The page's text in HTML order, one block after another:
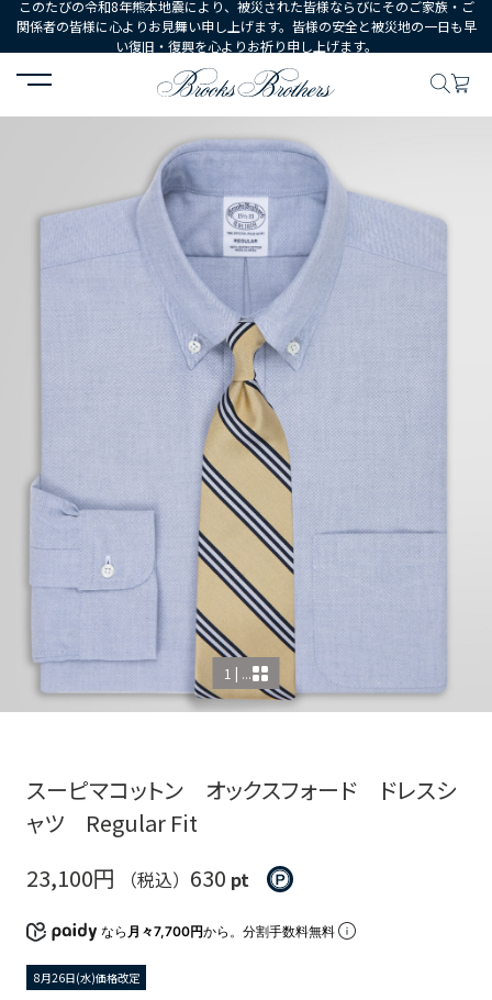
このたびの令和8年熊本地震により、被災された皆様ならびにそのご家族・ご
関係者の皆様に心よりお見舞い申し上げます。皆様の安全と被災地の一日も早
い復旧・復興を心よりお祈り申し上げます。
HOME ウェア シャツ ドレスシャツ スーピマコット
1 | ...
スーピマコットン オックスフォード ドレスシ
ャツ Regular Fit
23,100円
（税込） 630 pt
なら 月々7,700円から。分割手数料無料
8月26日(水)価格改定